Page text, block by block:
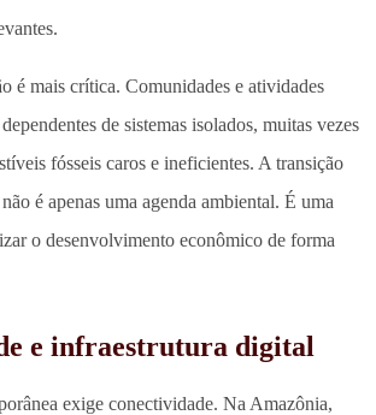
é mais crítica. Comunidades e atividades
de sistemas isolados, muitas vezes
fósseis caros e ineficientes. A transição
é apenas uma agenda ambiental. É uma
o desenvolvimento econômico de forma
e infraestrutura digital
exige conectividade. Na Amazônia,